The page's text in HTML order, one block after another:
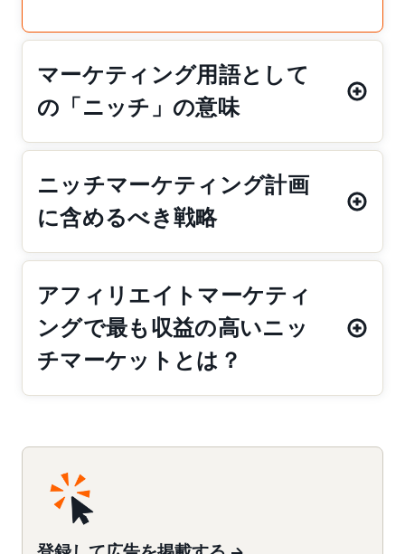
マーケティング用語として
の「ニッチ」の意味
ニッチマーケティング計画
に含めるべき戦略
アフィリエイトマーケティ
ングで最も収益の高いニッ
チマーケットとは？